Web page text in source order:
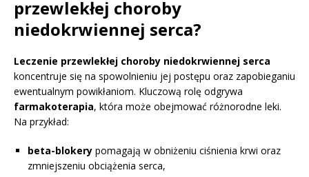
przewlekłej choroby
niedokrwiennej serca?
Leczenie przewlekłej choroby niedokrwiennej serca
koncentruje się na spowolnieniu jej postępu oraz zapobieganiu
ewentualnym powikłaniom. Kluczową rolę odgrywa
farmakoterapia, która może obejmować różnorodne leki.
Na przykład:
beta-blokery pomagają w obniżeniu ciśnienia krwi oraz
zmniejszeniu obciążenia serca,